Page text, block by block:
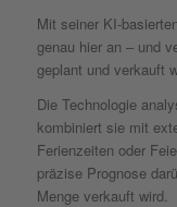
Mit seiner KI-
genau hier an – und
geplant und verkauft
Die Technologie
kombiniert sie mit
Ferienzeiten oder
präzise Prognose
Menge verkauft wird.